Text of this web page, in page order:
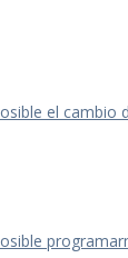
el cambio